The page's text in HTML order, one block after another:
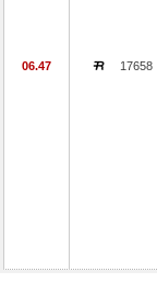
06.47 17658